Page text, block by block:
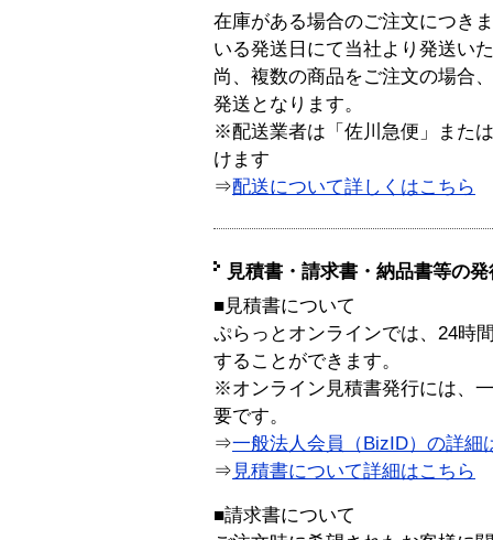
在庫がある場合のご注文につき
いる発送日にて当社より発送い
尚、複数の商品をご注文の場合
発送となります。
※配送業者は「佐川急便」また
けます
⇒配送について詳しくはこちら
見積書・請求書・納品書等の
■見積書について
ぷらっとオンラインでは、24時
することができます。
※オンライン見積書発行には、
要です。
⇒一般法人会員（BizID）の詳細
⇒ 見積書について詳細はこちら
■請求書について